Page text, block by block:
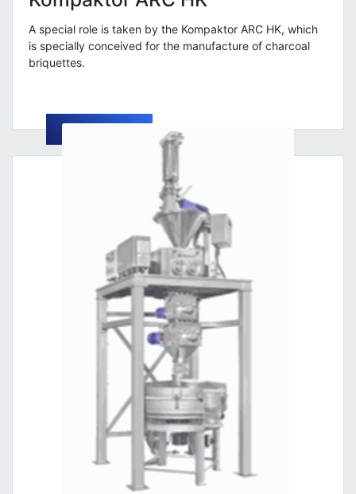
A special role is taken by the Kompaktor ARC HK, which
is specially conceived for the manufacture of charcoal
briquettes.